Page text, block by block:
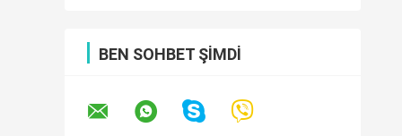
BEN SOHBET ŞIMDI